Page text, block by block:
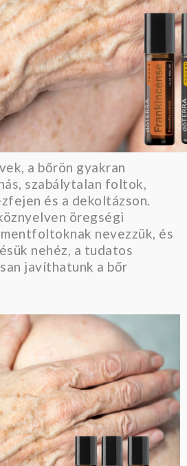
a bőrön gyakran
szabálytalan foltok,
és a dekoltázson.
öregségi
nevezzük, és
nehéz, a tudatos
javíthatunk a bőr